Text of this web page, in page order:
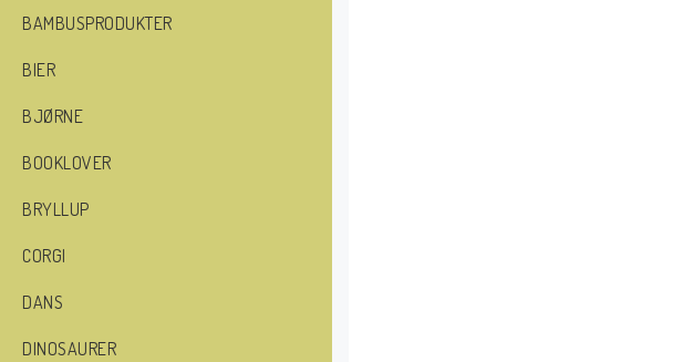
BAMBUSPRODUKTER
BIER
BJØRNE
BOOKLOVER
BRYLLUP
CORGI
DANS
DINOSAURER